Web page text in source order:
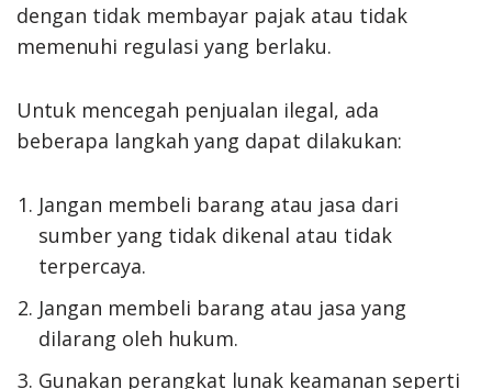
dengan tidak membayar pajak atau tidak
memenuhi regulasi yang berlaku.
Untuk mencegah penjualan ilegal, ada
beberapa langkah yang dapat dilakukan:
Jangan membeli barang atau jasa dari
sumber yang tidak dikenal atau tidak
terpercaya.
Jangan membeli barang atau jasa yang
dilarang oleh hukum.
Gunakan perangkat lunak keamanan seperti